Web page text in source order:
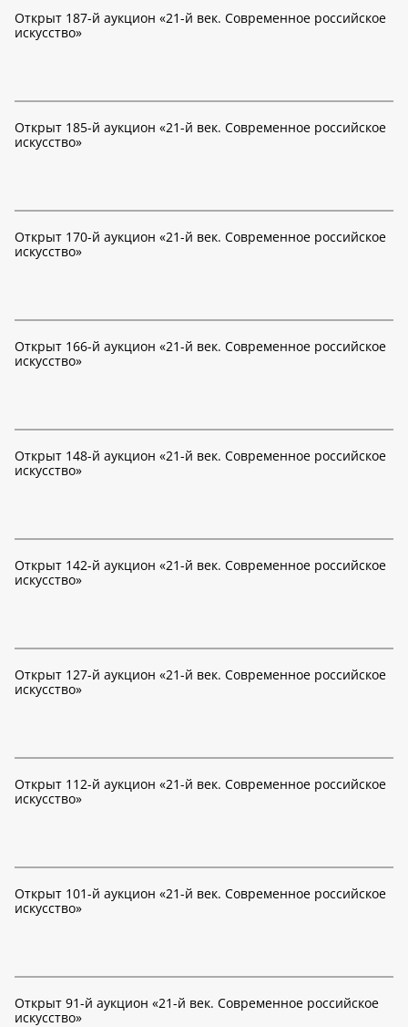
Открыт 187-й аукцион «21-й век. Современное российское
искусство»
Открыт 185-й аукцион «21-й век. Современное российское
искусство»
Открыт 170-й аукцион «21-й век. Современное российское
искусство»
Открыт 166-й аукцион «21-й век. Современное российское
искусство»
Открыт 148-й аукцион «21-й век. Современное российское
искусство»
Открыт 142-й аукцион «21-й век. Современное российское
искусство»
Открыт 127-й аукцион «21-й век. Современное российское
искусство»
Открыт 112-й аукцион «21-й век. Современное российское
искусство»
Открыт 101-й аукцион «21-й век. Современное российское
искусство»
Открыт 91-й аукцион «21-й век. Современное российское
искусство»